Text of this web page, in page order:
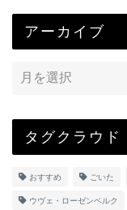
アーカイブ
タグクラウド
おすすめ ごいた
ウヴェ・ローゼンベルク